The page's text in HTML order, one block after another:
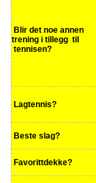
Blir det noe annen
trening i tillegg til
tennisen?
Lagtennis?
Beste slag?
Favorittdekke?